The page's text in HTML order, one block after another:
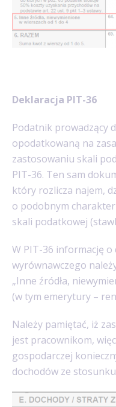
Deklaracja PIT-36
Podatnik prowadzący
opodatkowaną na
zastosowaniu skali
PIT-36. Ten sam
który rozlicza najem,
o podobnym
skali podatkowej
W PIT-36 informację o
wyrównawczego
„Inne źródła,
(w tym emerytury –
Należy pamiętać, iż
jest pracownikom,
gospodarczej
dochodów ze